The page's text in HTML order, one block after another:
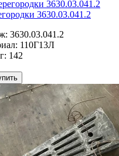
3630.03.041.2
3630.03.041.2
110Г13Л
142